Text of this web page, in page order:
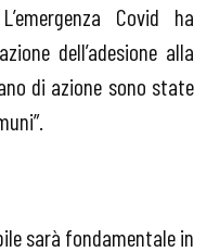
L’emergenza Covid ha
dell’adesione alla
di azione sono state
sarà fondamentale in